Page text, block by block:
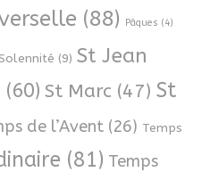
(88) Pâques (4)
(9) St Jean
(60) St Marc (47) St
de l’Avent (26) Temps
(81) Temps